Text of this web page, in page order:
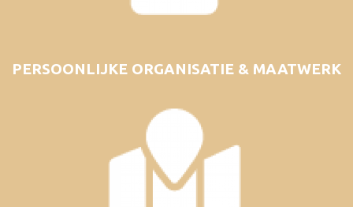
PERSOONLIJKE ORGANISATIE & MAATWERK